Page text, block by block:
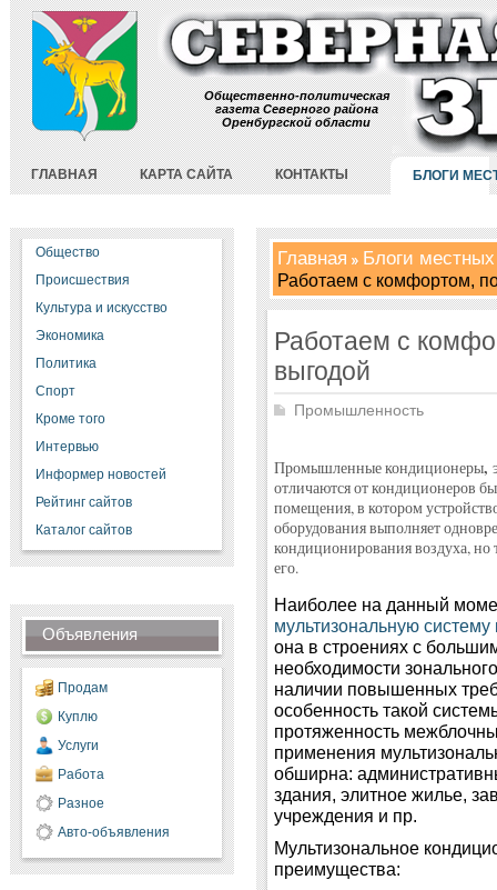
Общественно-политическая
газета Северного района
Оренбургской области
ГЛАВНАЯ КАРТА САЙТА КОНТАКТЫ БЛОГИ
Общество
Происшествия
Культура и искусство
Экономика
Политика
Спорт
Кроме того
Интервью
Информер новостей
Рейтинг сайтов
Каталог сайтов
Объявления
Продам
Куплю
Услуги
Работа
Разное
Авто-объявления
Главная Блоги
Работаем с комфортом,
Работаем с
выгодой
Промышленность
Промышленные кондиционеры,
отличаются от кондиционеров
помещения, в котором
оборудования выполняет
кондиционирования воздуха,
его.
Наиболее на данный
мультизональную
она в строениях с
необходимости
наличии повышенных
особенность такой
протяженность
применения
обширна:
здания, элитное жилье,
учреждения и пр.
Мультизональное
преимущества: